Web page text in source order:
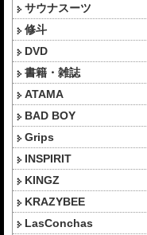
サウナスーツ
修斗
DVD
書籍・雑誌
ATAMA
BAD BOY
Grips
INSPIRIT
KINGZ
KRAZYBEE
LasConchas